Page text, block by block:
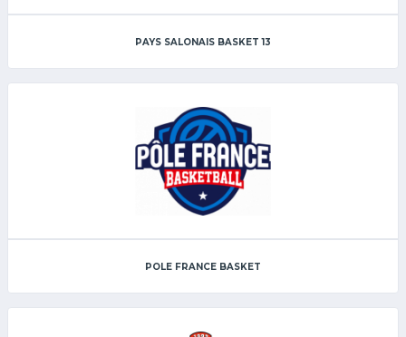
PAYS SALONAIS BASKET 13
POLE FRANCE BASKET